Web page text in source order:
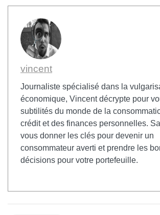
vincent
Journaliste spécialisé dans la
économique, Vincent décrypte pour
subtilités du monde de la
crédit et des finances personnelles.
vous donner les clés pour devenir un
consommateur averti et prendre les
décisions pour votre portefeuille.